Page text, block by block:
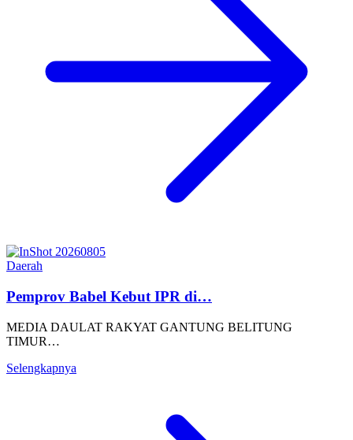
Daerah
Pemprov Babel Kebut IPR di…
MEDIA DAULAT RAKYAT GANTUNG BELITUNG
TIMUR…
Selengkapnya